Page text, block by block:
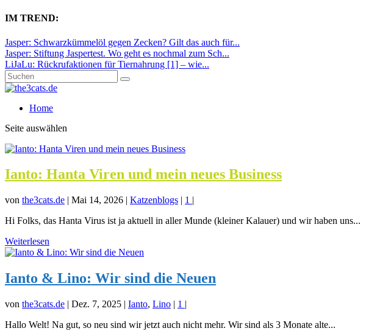
IM TREND:
Jasper: Schwarzkümmelöl gegen Zecken? Gilt das auch für...
Jasper: Stiftung Jaspertest. Wo geht es nochmal zum Sch...
LiJaLu: Rückrufaktionen für Tiernahrung [1] – wie...
Home
Seite auswählen
Ianto: Hanta Viren und mein neues Business
von the3cats.de | Mai 14, 2026 | Katzenblogs | 1 |
Hi Folks, das Hanta Virus ist ja aktuell in aller Munde (kleiner Kalauer) und wir haben uns...
Weiterlesen
Ianto & Lino: Wir sind die Neuen
von the3cats.de | Dez. 7, 2025 | Ianto, Lino | 1 |
Hallo Welt! Na gut, so neu sind wir jetzt auch nicht mehr. Wir sind als 3 Monate alte...